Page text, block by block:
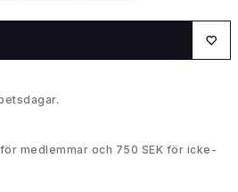
medlemmar och 750 SEK för icke-